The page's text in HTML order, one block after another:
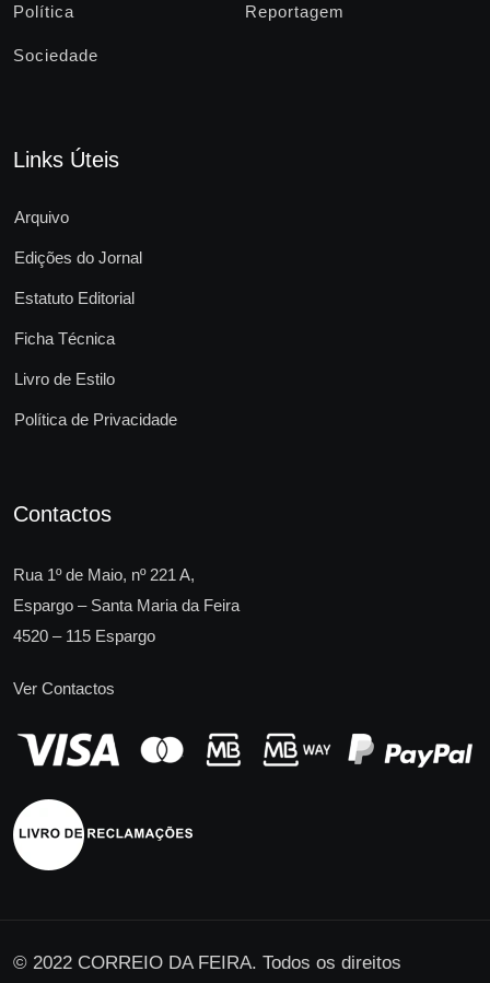
Política Reportagem
Sociedade
Links Úteis
Arquivo
Edições do Jornal
Estatuto Editorial
Ficha Técnica
Livro de Estilo
Política de Privacidade
Contactos
Rua 1º de Maio, nº 221 A,
Espargo – Santa Maria da Feira
4520 – 115 Espargo
Ver Contactos
© 2022 CORREIO DA FEIRA. Todos os direitos